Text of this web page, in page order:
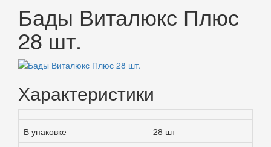
Бады Виталюкс Плюс
28 шт.
Характеристики
В упаковке
28 шт